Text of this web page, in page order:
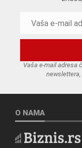
Vaša e-mail adresa
newslettera,
O NAMA